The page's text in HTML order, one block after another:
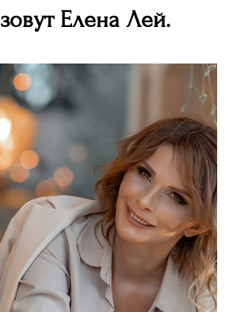
Елена Лей.